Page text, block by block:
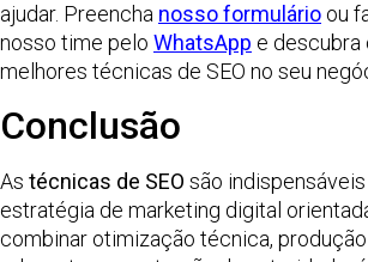
ajudar. Preencha nosso formulário ou
nosso time pelo WhatsApp e descubra
melhores técnicas de SEO no seu
Conclusão
As técnicas de SEO são
estratégia de marketing digital
combinar otimização técnica,